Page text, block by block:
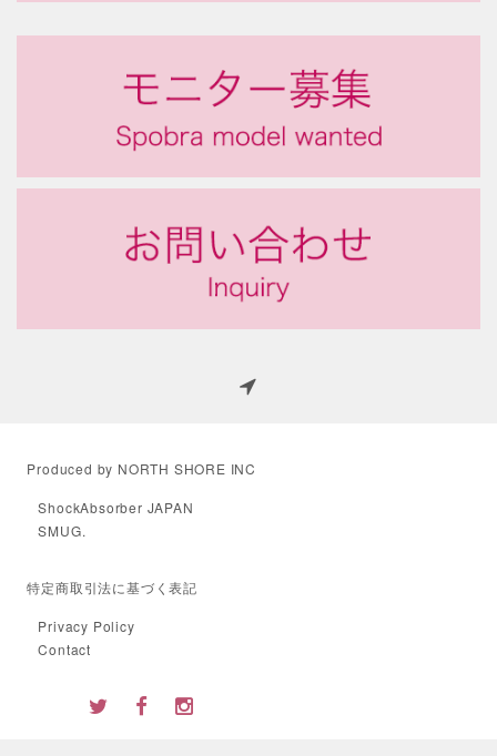
Produced by NORTH SHORE INC
ShockAbsorber JAPAN
SMUG.
特定商取引法に基づく表記
Privacy Policy
Contact